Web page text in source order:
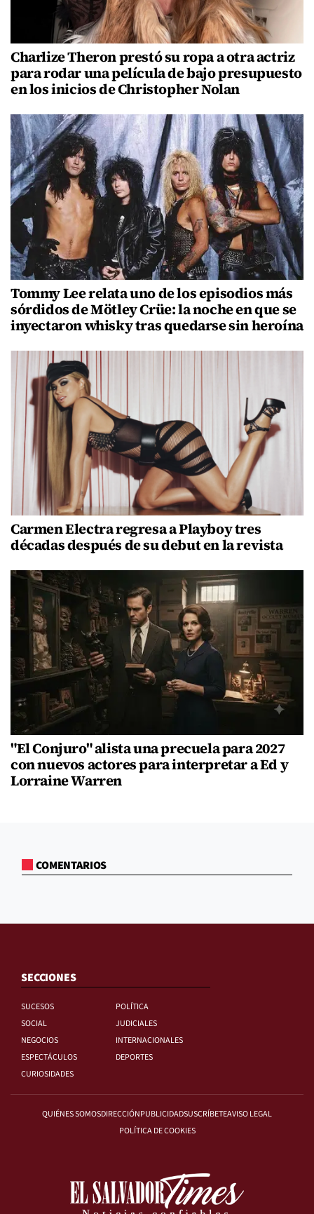
Charlize Theron prestó su ropa a otra actriz
para rodar una película de bajo presupuesto
en los inicios de Christopher Nolan
Tommy Lee relata uno de los episodios más
sórdidos de Mötley Crüe: la noche en que se
inyectaron whisky tras quedarse sin heroína
Carmen Electra regresa a Playboy tres
décadas después de su debut en la revista
"El Conjuro" alista una precuela para 2027
con nuevos actores para interpretar a Ed y
Lorraine Warren
COMENTARIOS
SECCIONES
SUCESOS
POLÍTICA
SOCIAL
JUDICIALES
NEGOCIOS
INTERNACIONALES
ESPECTÁCULOS
DEPORTES
CURIOSIDADES
QUIÉNES SOMOSDIRECCIÓNPUBLICIDADSUSCRÍBETEAVISO LEGAL
POLÍTICA DE COOKIES